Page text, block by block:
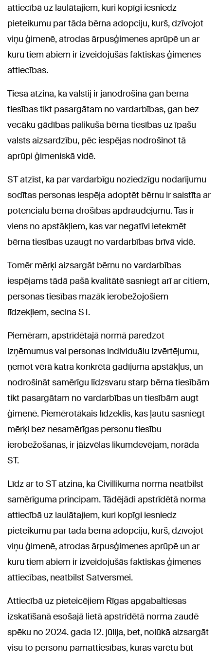
attiecībā uz laulātajiem, kuri kopīgi iesniedz
pieteikumu par tāda bērna adopciju, kurš, dzīvojot
viņu ģimenē, atrodas ārpusģimenes aprūpē un ar
kuru tiem abiem ir izveidojušās faktiskas ģimenes
attiecības.
Tiesa atzina, ka valstij ir jānodrošina gan bērna
tiesības tikt pasargātam no vardarbības, gan bez
vecāku gādības palikuša bērna tiesības uz īpašu
valsts aizsardzību, pēc iespējas nodrošinot tā
aprūpi ģimeniskā vidē.
ST atzīst, ka par vardarbīgu noziedzīgu nodarījumu
sodītas personas iespēja adoptēt bērnu ir saistīta ar
potenciālu bērna drošības apdraudējumu. Tas ir
viens no apstākļiem, kas var negatīvi ietekmēt
bērna tiesības uzaugt no vardarbības brīvā vidē.
Tomēr mērķi aizsargāt bērnu no vardarbības
iespējams tādā pašā kvalitātē sasniegt arī ar citiem,
personas tiesības mazāk ierobežojošiem
līdzekļiem, secina ST.
Piemēram, apstrīdētajā normā paredzot
izņēmumus vai personas individuālu izvērtējumu,
ņemot vērā katra konkrētā gadījuma apstākļus, un
nodrošināt samērīgu līdzsvaru starp bērna tiesībām
tikt pasargātam no vardarbības un tiesībām augt
ģimenē. Piemērotākais līdzeklis, kas ļautu sasniegt
mērķi bez nesamērīgas personu tiesību
ierobežošanas, ir jāizvēlas likumdevējam, norāda
ST.
Līdz ar to ST atzina, ka Civillikuma norma neatbilst
samērīguma principam. Tādējādi apstrīdētā norma
attiecībā uz laulātajiem, kuri kopīgi iesniedz
pieteikumu par tāda bērna adopciju, kurš, dzīvojot
viņu ģimenē, atrodas ārpusģimenes aprūpē un ar
kuru tiem abiem ir izveidojušās faktiskas ģimenes
attiecības, neatbilst Satversmei.
Attiecībā uz pieteicējiem Rīgas apgabaltiesas
izskatīšanā esošajā lietā apstrīdētā norma zaudē
spēku no 2024. gada 12. jūlija, bet, nolūkā aizsargāt
visu to personu pamattiesības, kuras varētu būt